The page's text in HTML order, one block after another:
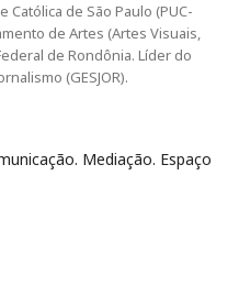
de São Paulo (PUC-
de Artes (Artes Visuais,
de Rondônia. Líder do
(GESJOR).
Mediação. Espaço